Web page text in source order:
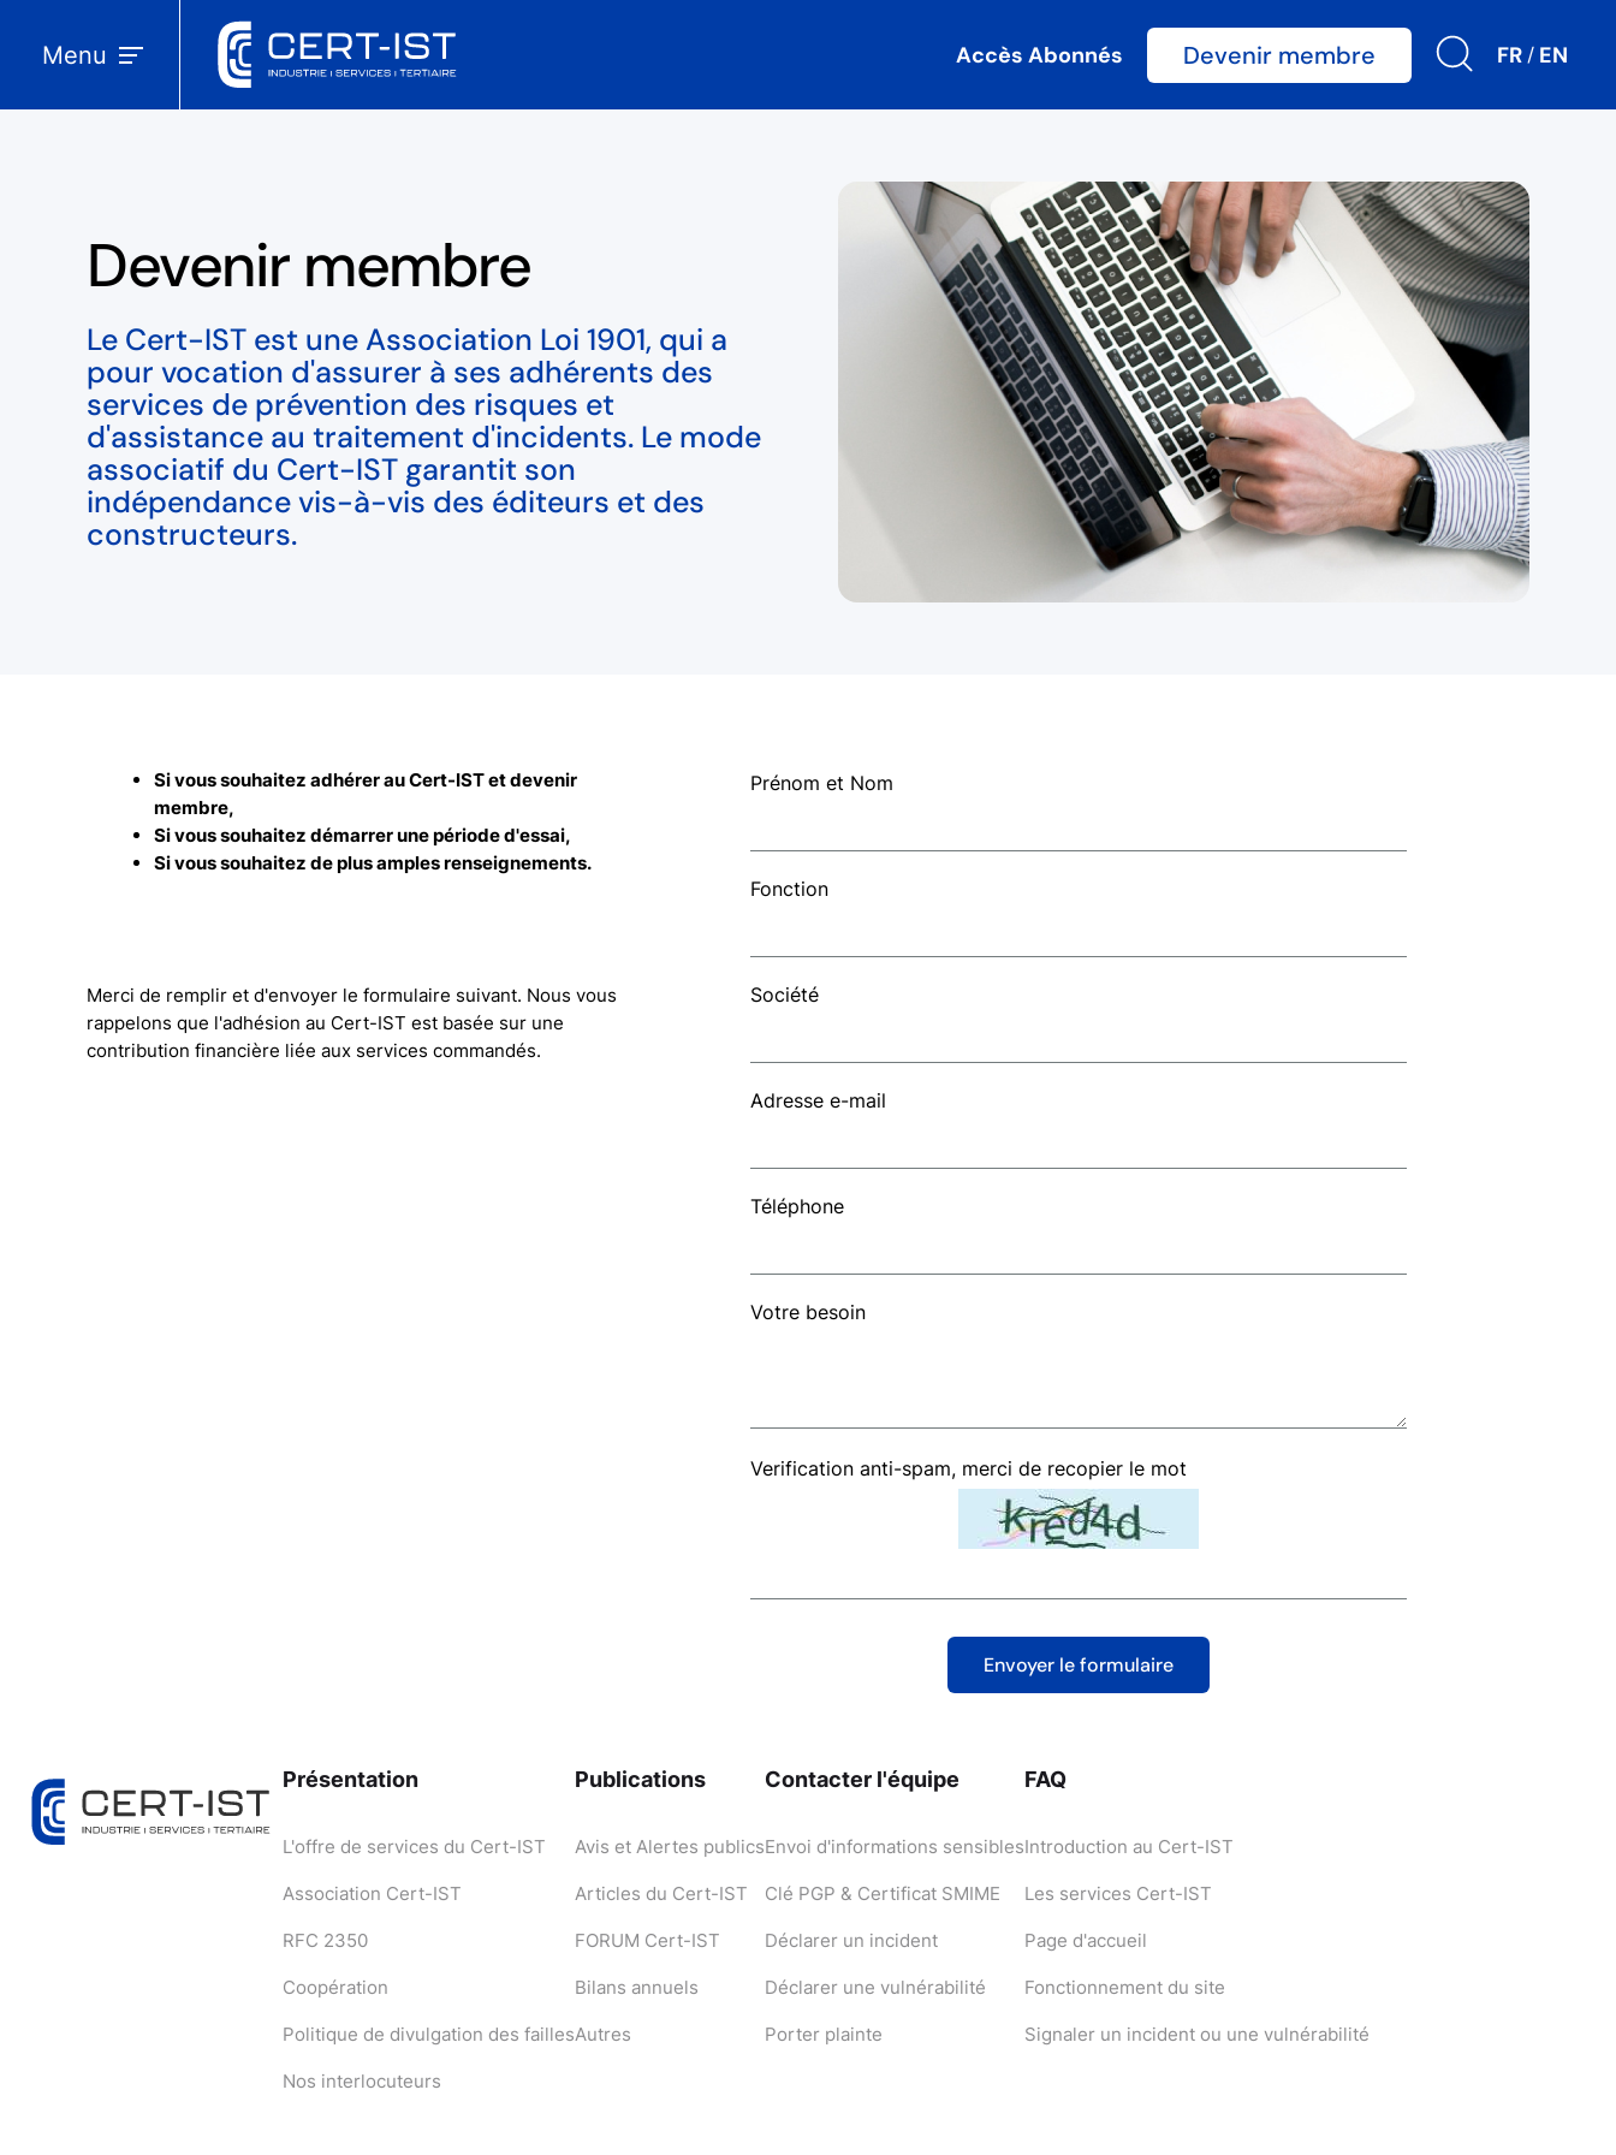
Menu Accès Abonnés Devenir membre FR / EN
Devenir membre
Le Cert-IST est une Association Loi 1901, qui a
pour vocation d'assurer à ses adhérents des
services de prévention des risques et
d'assistance au traitement d'incidents. Le mode
associatif du Cert-IST garantit son
indépendance vis-à-vis des éditeurs et des
constructeurs.
Si vous souhaitez adhérer au Cert-IST et devenir
membre,
Si vous souhaitez démarrer une période d'essai,
Si vous souhaitez de plus amples renseignements.
Merci de remplir et d'envoyer le formulaire suivant. Nous vous
rappelons que l'adhésion au Cert-IST est basée sur une
contribution financière liée aux services commandés.
Prénom et Nom
Fonction
Société
Adresse e-mail
Téléphone
Votre besoin
Verification anti-spam, merci de recopier le mot
Présentation
L'offre de services du Cert-IST
Association Cert-IST
RFC 2350
Coopération
Politique de divulgation des failles
Nos interlocuteurs
Publications
Avis et Alertes publics
Articles du Cert-IST
FORUM Cert-IST
Bilans annuels
Autres
Contacter l'équipe
Envoi d'informations sensibles
Clé PGP & Certificat SMIME
Déclarer un incident
Déclarer une vulnérabilité
Porter plainte
FAQ
Introduction au Cert-IST
Les services Cert-IST
Page d'accueil
Fonctionnement du site
Signaler un incident ou une vulnérabilité